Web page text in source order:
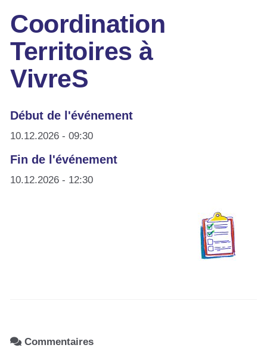
Coordination
Territoires à
VivreS
Début de l'événement
10.12.2026 - 09:30
Fin de l'événement
10.12.2026 - 12:30
Commentaires